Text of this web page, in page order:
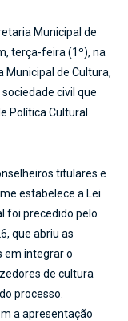
Municipal de
terça-feira (1º), na
Municipal de Cultura,
civil que
Política Cultural
titulares e
estabelece a Lei
foi precedido pelo
que abriu as
em integrar o
de cultura
processo.
a apresentação